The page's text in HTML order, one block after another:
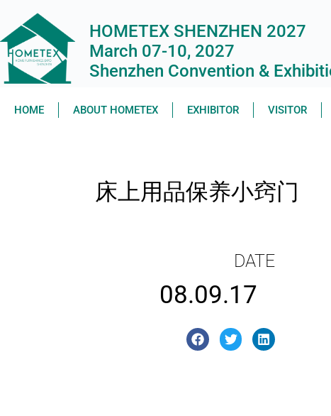
HOMETEX SHENZHEN 2027
March 07-10, 2027
Shenzhen Convention &
HOME ABOUT HOMETEX EXHIBITOR VISITOR
床上用品保养小窍门
DATE
08.09.17